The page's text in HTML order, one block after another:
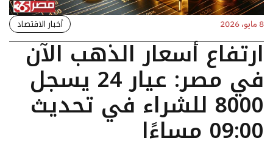
8 مايو، 2026 أخبار الاقتصاد
ارتفاع أسعار الذهب الآن
في مصر: عيار 24 يسجل
8000 للشراء في تحديث
09:00 مساءًا